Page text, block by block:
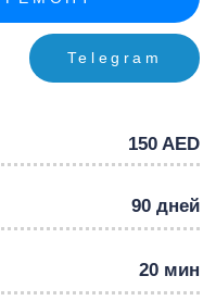
Telegram
150 AED
90 дней
20 мин